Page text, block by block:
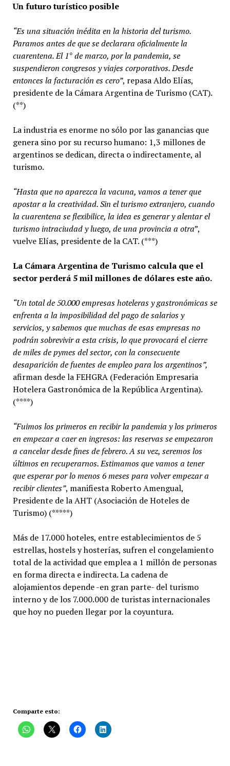
Un futuro turístico posible
“Es una situación inédita en la historia del turismo.
Paramos antes de que se declarara oficialmente la
cuarentena. El 1° de marzo, por la pandemia, se
suspendieron congresos y viajes corporativos. Desde
entonces la facturación es cero”, repasa Aldo Elías,
presidente de la Cámara Argentina de Turismo (CAT).
(**)
La industria es enorme no sólo por las ganancias que
genera sino por su recurso humano: 1,3 millones de
argentinos se dedican, directa o indirectamente, al
turismo.
“Hasta que no aparezca la vacuna, vamos a tener que
apostar a la creatividad. Sin el turismo extranjero, cuando
la cuarentena se flexibilice, la idea es generar y alentar el
turismo intraciudad y luego, de una provincia a otra”,
vuelve Elías, presidente de la CAT. (***)
La Cámara Argentina de Turismo calcula que el
sector perderá 5 mil millones de dólares este año.
“Un total de 50.000 empresas hoteleras y gastronómicas se
enfrenta a la imposibilidad del pago de salarios y
servicios, y sabemos que muchas de esas empresas no
podrán sobrevivir a esta crisis, lo que provocará el cierre
de miles de pymes del sector, con la consecuente
desaparición de fuentes de empleo para los argentinos”,
afirman desde la FEHGRA (Federación Empresaria
Hotelera Gastronómica de la República Argentina).
(****)
“Fuimos los primeros en recibir la pandemia y los primeros
en empezar a caer en ingresos: las reservas se empezaron
a cancelar desde fines de febrero. A su vez, seremos los
últimos en recuperarnos. Estimamos que vamos a tener
que esperar por lo menos 6 meses para volver empezar a
recibir clientes”, manifiesta Roberto Amengual,
Presidente de la AHT (Asociación de Hoteles de
Turismo) (*****)
Más de 17.000 hoteles, entre establecimientos de 5
estrellas, hostels y hosterías, sufren el congelamiento
total de la actividad que emplea a 1 millón de personas
en forma directa e indirecta. La cadena de
alojamientos depende -en gran parte- del turismo
interno y de los 7.000.000 de turistas internacionales
que hoy no pueden llegar por la coyuntura.
Comparte esto: